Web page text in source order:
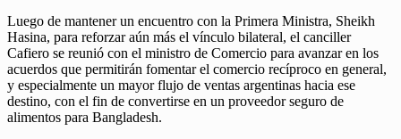
Luego de mantener un encuentro con la Primera Ministra, Sheikh
Hasina, para reforzar aún más el vínculo bilateral, el canciller
Cafiero se reunió con el ministro de Comercio para avanzar en los
acuerdos que permitirán fomentar el comercio recíproco en general,
y especialmente un mayor flujo de ventas argentinas hacia ese
destino, con el fin de convertirse en un proveedor seguro de
alimentos para Bangladesh.